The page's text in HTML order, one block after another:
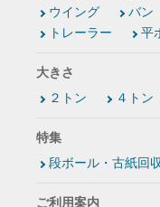
ウイング
バン
トレーラー
平
大きさ
２トン
４トン
特集
段ボール・古紙回
ご利用案内